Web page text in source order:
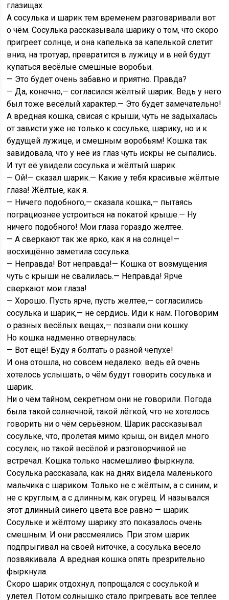
глазищах.
А сосулька и шарик тем временем разговаривали вот
о чём. Сосулька рассказывала шарику о том, что скоро
пригреет солнце, и она капелька за капелькой слетит
вниз, на тротуар, превратится в лужицу и в ней будут
купаться весёлые смешные воробьи.
— Это будет очень забавно и приятно. Правда?
— Да, конечно,— согласился жёлтый шарик. Ведь у него
был тоже весёлый характер.— Это будет замечательно!
А вредная кошка, свисая с крыши, чуть не задыхалась
от зависти уже не только к сосульке, шарику, но и к
будущей лужице, и смешным воробьям! Кошка так
завидовала, что у неё из глаз чуть искры не сыпались.
И тут её увидели сосулька и жёлтый шарик.
— Ой!— сказал шарик.— Какие у тебя красивые жёлтые
глаза! Жёлтые, как я.
— Ничего подобного,— сказала кошка,— пытаясь
пограциознее устроиться на покатой крыше.— Ну
ничего подобного! Мои глаза гораздо желтее.
— А сверкают так же ярко, как я на солнце!—
восхищённо заметила сосулька.
— Неправда! Вот неправда!— Кошка от возмущения
чуть с крыши не свалилась.— Неправда! Ярче
сверкают мои глаза!
— Хорошо. Пусть ярче, пусть желтее,— согласились
сосулька и шарик,— не сердись. Иди к нам. Поговорим
о разных весёлых вещах,— позвали они кошку.
Но кошка надменно отвернулась:
— Вот ещё! Буду я болтать о разной чепухе!
И она отошла, но совсем недалеко: ведь ей очень
хотелось услышать, о чём будут говорить сосулька и
шарик.
Ни о чём тайном, секретном они не говорили. Погода
была такой солнечной, такой лёгкой, что не хотелось
говорить ни о чём серьёзном. Шарик рассказывал
сосульке, что, пролетая мимо крыш, он видел много
сосулек, но такой весёлой и разговорчивой не
встречал. Кошка только насмешливо фыркнула.
Сосулька рассказала, как на днях видела маленького
мальчика с шариком. Только не с жёлтым, а с синим, и
не с круглым, а с длинным, как огурец. И назывался
этот длинный синего цвета все равно — шарик.
Сосульке и жёлтому шарику это показалось очень
смешным. И они рассмеялись. При этом шарик
подпрыгивал на своей ниточке, а сосулька весело
позвякивала. А вредная кошка опять презрительно
фыркнула.
Скоро шарик отдохнул, попрощался с сосулькой и
улетел. Потом солнышко стало пригревать все теплее